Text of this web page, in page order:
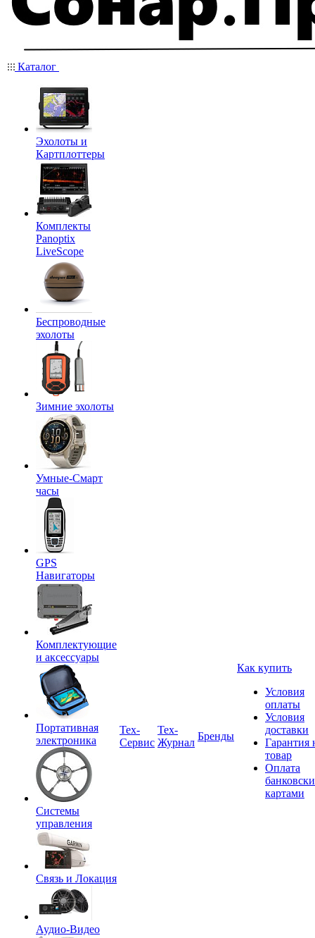
Каталог
Эхолоты и
Картплоттеры
Комплекты
Panoptix
LiveScope
Беспроводные
эхолоты
Зимние эхолоты
Умные-Смарт
часы
GPS
Навигаторы
Комплектующие
и аксессуары
Портативная
электроника
Системы
управления
Связь и Локация
Аудио-Видео
Tex-
Сервис
Тех-
Журнал
Бренды
Как купить
Условия
оплаты
Условия
доставки
Гарантия
товар
Оплата
картами